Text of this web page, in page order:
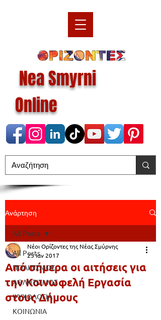
Nea Smyrni
Online
Ανάρτηση
All Posts
ΠΟΛΙΤΙΣΜΟΣ
ΑΘΛΗΤΙΣΜΟΣ
ΨΥΧΟΛΟΓΙΑ
ΚΟΙΝΩΝΙΑ
All Posts
Από σήμερα οι αιτήσεις για
την Κοινωφελή Εργασία
στους Δήμους
Νέοι Ορίζοντες της Νέας Σμύρνης
25 Ιαν 2017